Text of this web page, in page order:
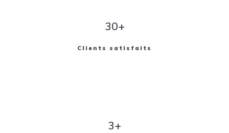
30+
Clients satisfaits
3+